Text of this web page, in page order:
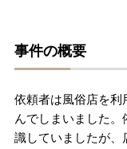
解決実績
ご依頼者か
事件の概要
依頼者は風俗店を利
んでしまいました
識していましたが、